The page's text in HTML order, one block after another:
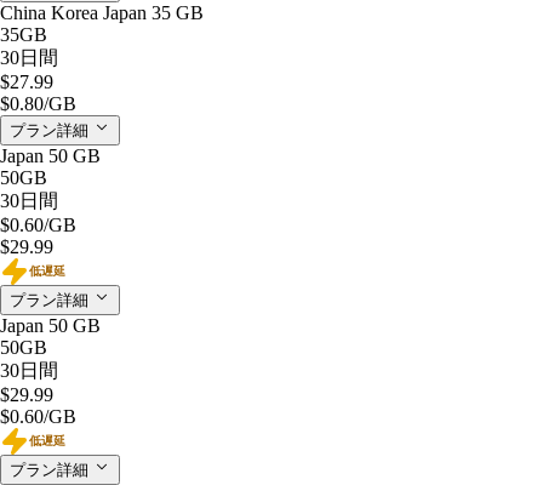
China Korea Japan 35 GB
35GB
30日間
$27.99
$0.80/GB
プラン詳細
Japan 50 GB
50GB
30日間
$0.60/GB
$29.99
低遅延
プラン詳細
Japan 50 GB
50GB
30日間
$29.99
$0.60/GB
低遅延
プラン詳細